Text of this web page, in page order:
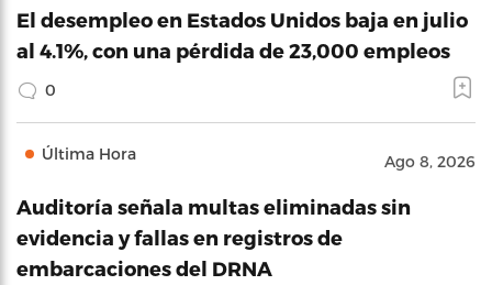
El desempleo en Estados Unidos baja en julio
al 4.1%, con una pérdida de 23,000 empleos
0
Última Hora Ago 8, 2026
Auditoría señala multas eliminadas sin
evidencia y fallas en registros de
embarcaciones del DRNA